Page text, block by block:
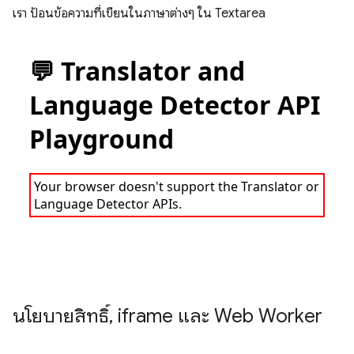
เรา ป้อนข้อความที่เขียนในภาษาต่างๆ ใน Textarea
นโยบายสิทธิ์, iframe และ Web Worker